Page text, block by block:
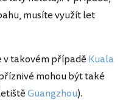
musíte využít let
takovém případě Kuala
mohou být také
Guangzhou).